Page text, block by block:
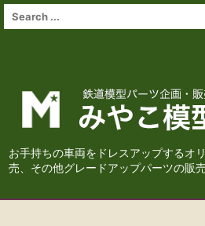
お手持ちの車両をドレスアップするオ
売、その他グレードアップパーツの販